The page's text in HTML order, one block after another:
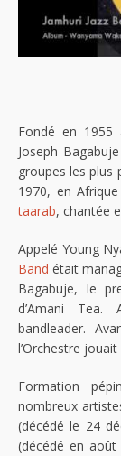
Fondé en 1955
Joseph
groupes les plus
1970, en Afrique
taarab, chantée
Appelé Young
Band était
Bagabuje, le
d’Amani
bandleader.
l’Orchestre
Formation
nombreux
(décédé le 24
(décédé en